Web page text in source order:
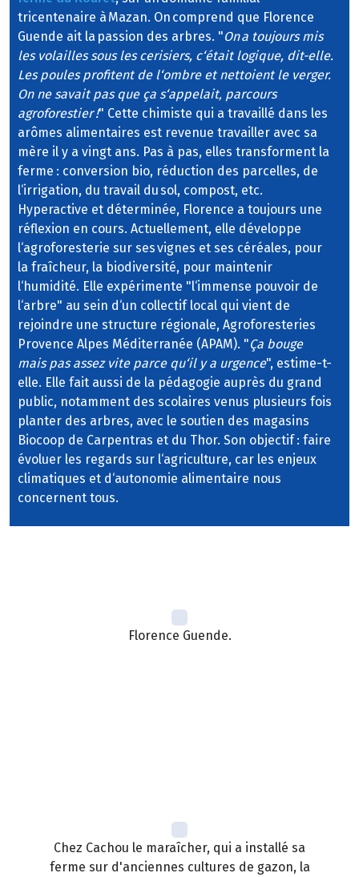
tricentenaire à Mazan. On comprend que Florence
Guende ait la passion des arbres. "On a toujours mis
les volailles sous les cerisiers, c‘était logique, dit-elle.
Les poules profitent de l‘ombre et nettoient le verger.
On ne savait pas que ça s‘appelait‚ parcours
agroforestier !" Cette chimiste qui a travaillé dans les
arômes alimentaires est revenue travailler avec sa
mère il y a vingt ans. Pas à pas, elles transforment la
ferme : conversion bio, réduction des parcelles, de
l‘irrigation, du travail du sol, compost, etc.
Hyperactive et déterminée, Florence a toujours une
réflexion en cours. Actuellement, elle développe
l‘agroforesterie sur ses vignes et ses céréales, pour
la fraîcheur, la biodiversité, pour maintenir
l‘humidité. Elle expérimente "l‘immense pouvoir de
l‘arbre" au sein d‘un collectif local qui vient de
rejoindre une structure régionale, Agroforesteries
Provence Alpes Méditerranée (APAM). "Ça bouge
mais pas assez vite parce qu‘il y a urgence", estime-t-
elle. Elle fait aussi de la pédagogie auprès du grand
public, notamment des scolaires venus plusieurs fois
planter des arbres, avec le soutien des magasins
Biocoop de Carpentras et du Thor. Son objectif : faire
évoluer les regards sur l‘agriculture, car les enjeux
climatiques et d‘autonomie alimentaire nous
concernent tous.
Florence Guende.
Chez Cachou le maraîcher, qui a installé sa
ferme sur d'anciennes cultures de gazon, la